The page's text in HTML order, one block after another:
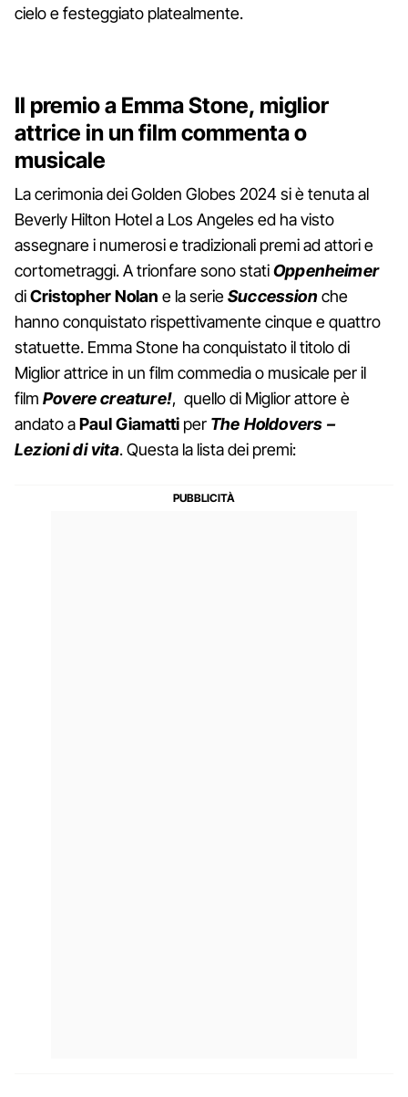
cielo e festeggiato platealmente.
Il premio a Emma Stone, miglior
attrice in un film commenta o
musicale
La cerimonia dei Golden Globes 2024 si è tenuta al
Beverly Hilton Hotel a Los Angeles ed ha visto
assegnare i numerosi e tradizionali premi ad attori e
cortometraggi. A trionfare sono statiOppenheimer
diCristopher Nolan e la serieSuccession che
hanno conquistato rispettivamente cinque e quattro
statuette. Emma Stone ha conquistato il titolo di
Miglior attrice in un film commedia o musicale per il
film Povere creature!, quello di Miglior attore è
andato aPaul Giamatti per The Holdovers –
Lezioni di vita. Questa la lista dei premi: